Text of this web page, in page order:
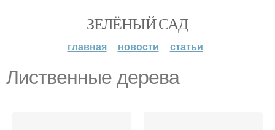
ЗЕЛЁНЫЙ САД
главная новости статьи
Лиственные дерева